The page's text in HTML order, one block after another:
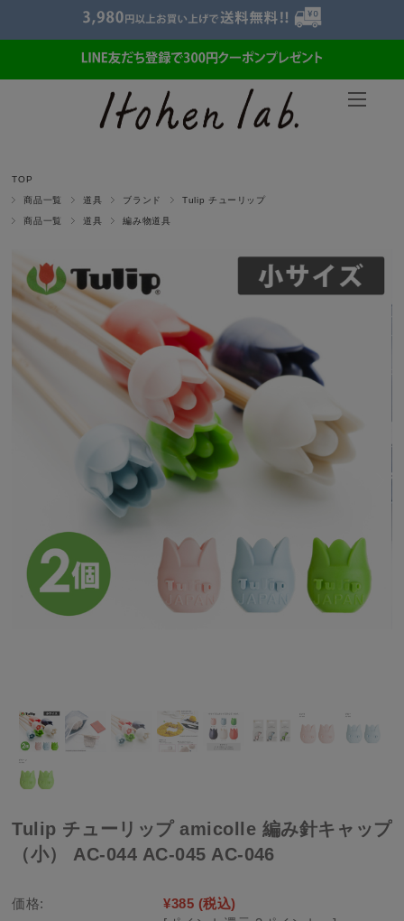
TOP
商品一覧 道具 ブランド Tulip チューリップ
商品一覧 道具 編み物道具
Tulip チューリップ amicolle 編み針キャップ
（小） AC-044 AC-045 AC-046
価格: ¥385 (税込)